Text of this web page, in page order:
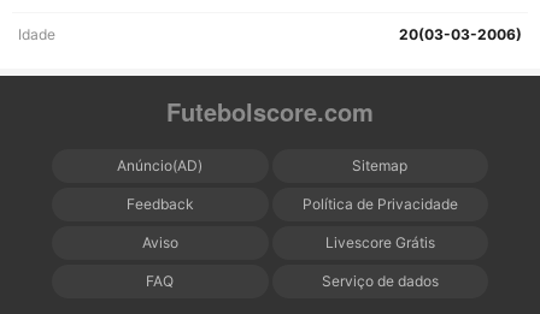
Idade 20(03-03-2006)
Futebolscore.com
Anúncio(AD) Sitemap
Feedback Política de Privacidade
Aviso Livescore Grátis
FAQ Serviço de dados